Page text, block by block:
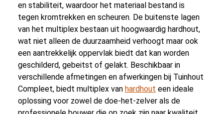
en stabiliteit, waardoor het materiaal bestand is
tegen kromtrekken en scheuren. De buitenste lagen
van het multiplex bestaan uit hoogwaardig hardhout,
wat niet alleen de duurzaamheid verhoogt maar ook
een aantrekkelijk oppervlak biedt dat kan worden
geschilderd, gebeitst of gelakt. Beschikbaar in
verschillende afmetingen en afwerkingen bij Tuinhout
Compleet, biedt multiplex van hardhout een ideale
oplossing voor zowel de doe-het-zelver als de